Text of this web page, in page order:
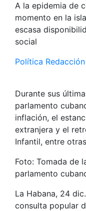
A la epidemia de
momento en la
escasa
social
Política
Durante sus
parlamento
inflación, el
extranjera y el
Infantil, entre
Foto: Tomada de
parlamento
La Habana, 24
consulta popular